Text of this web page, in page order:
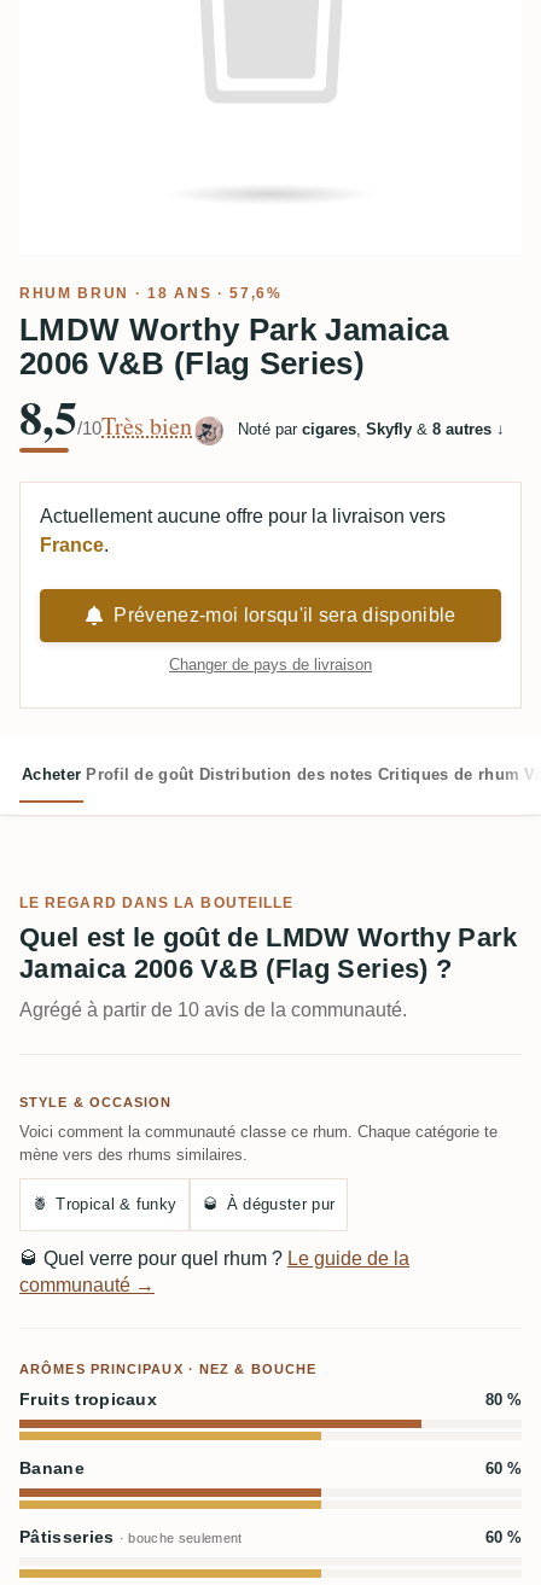
RHUM BRUN · 18 ANS · 57,6%
LMDW Worthy Park Jamaica
2006 V&B (Flag Series)
8,5/10Très bien Noté par cigares, Skyfly & 8 autres ↓
Actuellement aucune offre pour la livraison vers
France.
Prévenez-moi lorsqu'il sera disponible
Changer de pays de livraison
Acheter Profil de goût Distribution des notes Critiques de rhum
LE REGARD DANS LA BOUTEILLE
Quel est le goût de LMDW Worthy Park
Jamaica 2006 V&B (Flag Series) ?
Agrégé à partir de 10 avis de la communauté.
STYLE & OCCASION
Voici comment la communauté classe ce rhum. Chaque catégorie te
mène vers des rhums similaires.
🍍 Tropical & funky 🥃 À déguster pur
🥃 Quel verre pour quel rhum ? Le guide de la
communauté →
ARÔMES PRINCIPAUX · NEZ & BOUCHE
Fruits tropicaux 80 %
Banane 60 %
Pâtisseries · bouche seulement 60 %